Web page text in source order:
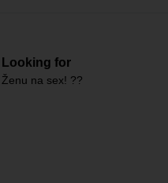
Looking for
Ženu na sex! ??